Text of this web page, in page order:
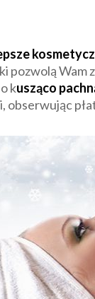
pozwolą Wam
kusząco
obserwując